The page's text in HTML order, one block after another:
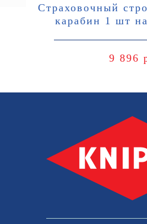
Страховочный
карабин 1 шт
9 896